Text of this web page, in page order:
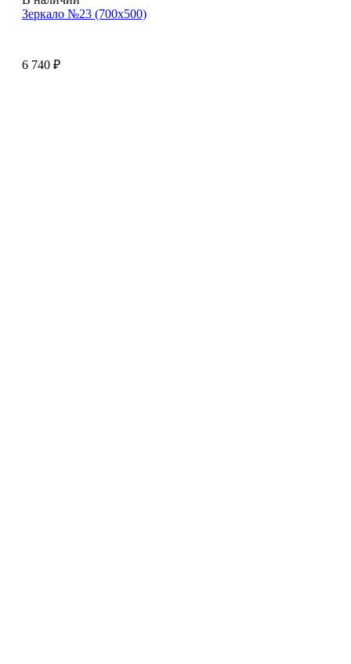
Зеркало №23 (700х500)
6 740 ₽